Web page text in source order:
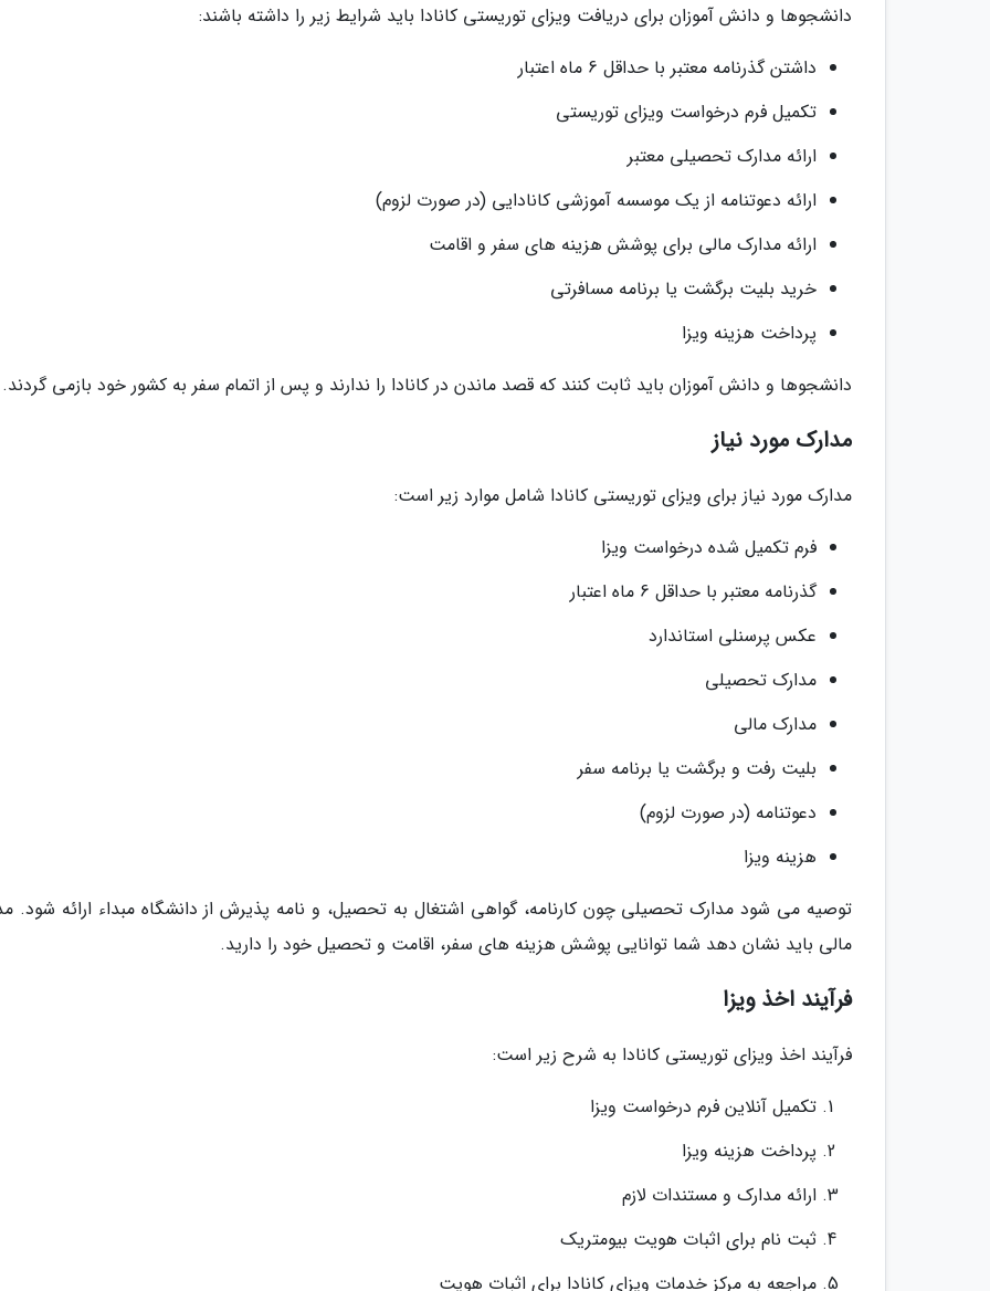
دانشجوها و دانش آموزان برای دریافت ویزای توریستی کانادا باید شرایط زیر را داشته باشند:
داشتن گذرنامه معتبر با حداقل 6 ماه اعتبار
تکمیل فرم درخواست ویزای توریستی
ارائه مدارک تحصیلی معتبر
ارائه دعوتنامه از یک موسسه آموزشی کانادایی (در صورت لزوم)
ارائه مدارک مالی برای پوشش هزینه های سفر و اقامت
خرید بلیت برگشت یا برنامه مسافرتی
پرداخت هزینه ویزا
دانشجوها و دانش آموزان باید ثابت کنند که قصد ماندن در کانادا را ندارند و پس از اتمام سفر به کشور خود بازمی گردند.
مدارک مورد نیاز
مدارک مورد نیاز برای ویزای توریستی کانادا شامل موارد زیر است:
فرم تکمیل شده درخواست ویزا
گذرنامه معتبر با حداقل 6 ماه اعتبار
عکس پرسنلی استاندارد
مدارک تحصیلی
مدارک مالی
بلیت رفت و برگشت یا برنامه سفر
دعوتنامه (در صورت لزوم)
هزینه ویزا
توصیه می شود مدارک تحصیلی چون کارنامه، گواهی اشتغال به تحصیل، و نامه پذیرش از دانشگاه مبداء ارائه شود.
مالی باید نشان دهد شما توانایی پوشش هزینه های سفر، اقامت و تحصیل خود را دارید.
فرآیند اخذ ویزا
فرآیند اخذ ویزای توریستی کانادا به شرح زیر است:
تکمیل آنلاین فرم درخواست ویزا
پرداخت هزینه ویزا
ارائه مدارک و مستندات لازم
ثبت نام برای اثبات هویت بیومتریک
مراجعه به مرکز خدمات ویزای کانادا برای اثبات هویت